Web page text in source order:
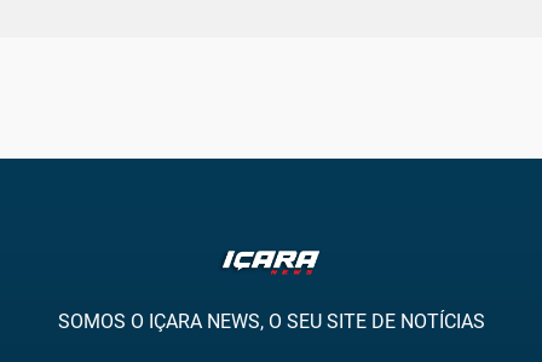
SOMOS O IÇARA NEWS, O SEU SITE DE NOTÍCIAS